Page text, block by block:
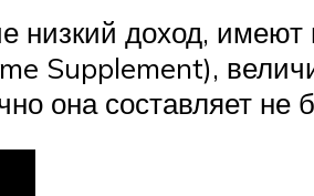
доход, имеют
Supplement),
она составляет не